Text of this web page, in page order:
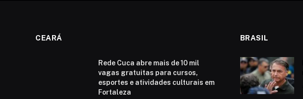
CEARÁ
Rede Cuca abre mais de 10 mil
vagas gratuitas para cursos,
esportes e atividades culturais em
Fortaleza
BRASIL